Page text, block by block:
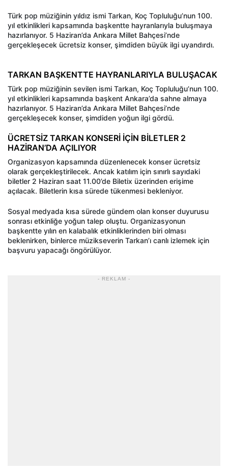
Türk pop müziğinin yıldız ismi Tarkan, Koç Topluluğu’nun 100.
yıl etkinlikleri kapsamında başkentte hayranlarıyla buluşmaya
hazırlanıyor. 5 Haziran’da Ankara Millet Bahçesi’nde
gerçekleşecek ücretsiz konser, şimdiden büyük ilgi uyandırdı.
TARKAN BAŞKENTTE HAYRANLARIYLA BULUŞACAK
Türk pop müziğinin sevilen ismi Tarkan, Koç Topluluğu’nun 100.
yıl etkinlikleri kapsamında başkent Ankara’da sahne almaya
hazırlanıyor. 5 Haziran’da Ankara Millet Bahçesi’nde
gerçekleşecek konser, şimdiden yoğun ilgi gördü.
ÜCRETSİZ TARKAN KONSERİ İÇİN BİLETLER 2
HAZİRAN’DA AÇILIYOR
Organizasyon kapsamında düzenlenecek konser ücretsiz
olarak gerçekleştirilecek. Ancak katılım için sınırlı sayıdaki
biletler 2 Haziran saat 11.00’de Biletix üzerinden erişime
açılacak. Biletlerin kısa sürede tükenmesi bekleniyor.
Sosyal medyada kısa sürede gündem olan konser duyurusu
sonrası etkinliğe yoğun talep oluştu. Organizasyonun
başkentte yılın en kalabalık etkinliklerinden biri olması
beklenirken, binlerce müzikseverin Tarkan’ı canlı izlemek için
başvuru yapacağı öngörülüyor.
- REKLAM -